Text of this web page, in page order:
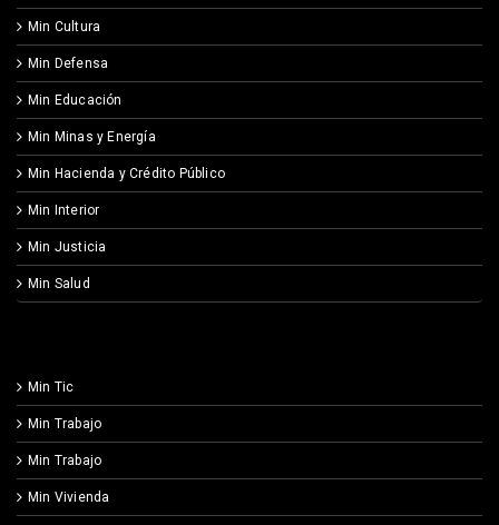
Min Cultura
Min Defensa
Min Educación
Min Minas y Energía
Min Hacienda y Crédito Público
Min Interior
Min Justicia
Min Salud
Min Tic
Min Trabajo
Min Trabajo
Min Vivienda